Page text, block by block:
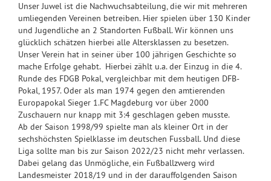
Unser Juwel ist die Nachwuchsabteilung, die wir mit mehreren
umliegenden Vereinen betreiben. Hier spielen über 130 Kinder
und Jugendliche an 2 Standorten Fußball. Wir können uns
glücklich schätzen hierbei alle Altersklassen zu besetzen.
Unser Verein hat in seiner über 100 jährigen Geschichte so
mache Erfolge gehabt. Hierbei zählt u.a. der Einzug in die 4.
Runde des FDGB Pokal, vergleichbar mit dem heutigen DFB-
Pokal, 1957. Oder als man 1974 gegen den amtierenden
Europapokal Sieger 1.FC Magdeburg vor über 2000
Zuschauern nur knapp mit 3:4 geschlagen geben musste.
Ab der Saison 1998/99 spielte man als kleiner Ort in der
sechshöchsten Spielklasse im deutschen Fussball. Und diese
Liga sollte man bis zur Saison 2022/23 nicht mehr verlassen.
Dabei gelang das Unmögliche, ein Fußballzwerg wird
Landesmeister 2018/19 und in der darauffolgenden Saison